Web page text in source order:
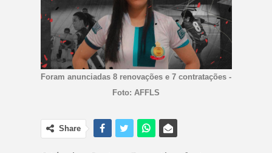
Foram anunciadas 8 renovações e 7 contratações -
Foto: AFFLS
Share